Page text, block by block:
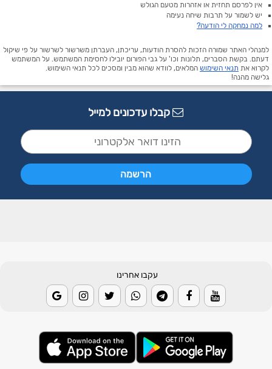
אין לפרסם תחזית או אזהרות מטעם הגולש
יש לשמור על תרבות שיחה נעימה
למה נמחקה לי הודעה?
למנהלי האתר שמורה הזכות להסרת הודעות, עריכתן, העברתן משרשור לשרשור על פי שיקול
דעתם. בקשת הסברים, תלונות וכו' על גבי הפורום יובילו לחסימת המשתמש. על המשתמש
לקרוא את תנאי השימוש המלאים, לוודא שהוא מבין ומסכים לכל תנאי השימוש.
גלישה מהנה!
קבלו עדכונים למייל
עקבו אחרינו